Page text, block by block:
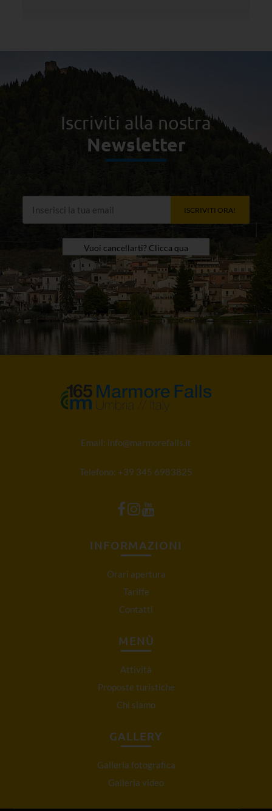
Iscriviti alla nostra
Newsletter
ISCRIVITI ORA!
Vuoi cancellarti? Clicca qua
Email: info@marmorefalls.it
Telefono: +39 345 6983825
INFORMAZIONI
Orari apertura
Tariffe
Contatti
MENÙ
Attività
Proposte turistiche
Chi siamo
GALLERY
Galleria fotografica
Galleria video